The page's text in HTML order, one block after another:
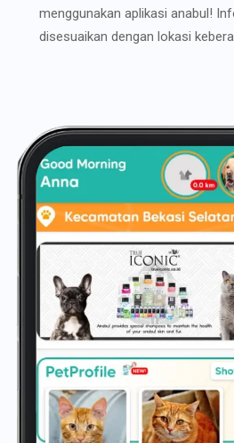
menggunakan aplikasi anabul!
disesuaikan dengan lokasi